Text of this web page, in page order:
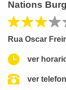
Nations
Rua Oscar
ver
ver